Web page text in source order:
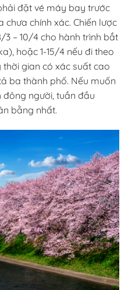
đặt vé máy bay trước
chính xác. Chiến lược
– 10/4 cho hành trình bắt
hoặc 1-15/4 nếu đi theo
gian có xác suất cao
ba thành phố. Nếu muốn
người, tuần đầu
bằng nhất.